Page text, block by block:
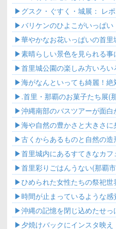
ーむー..
グスク・ぐすく・城展： レ
バリケンのひよこがいっぱ
さ..華やかなお花いっぱいの首
ね..素晴らしい景色を見られる
度行って..
首里城公園の楽しみ方いろ
公..海がなんといっても綺麗！
ングさせ..
.首里・那覇のお菓子たち展(
沖縄南部のバスツアーが面
ニライカ..
海や自然の豊かさと大きさ
めてちゃ..
古くからあるものと自然の
らある地..
首里城内にあるすてきなカ
城内..
首里彩りごはんうない(那覇
ひめられた女性たちの祭祀
城公..
時間が止まっているような
時間が止..
沖縄の記憶を閉じ込めたせ
くに、..
夕焼けバックにインスタ映